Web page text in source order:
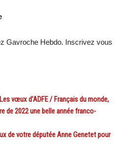
Gavroche Hebdo. Inscrivez vous
vœux d’ADFE / Français du monde,
de 2022 une belle année franco-
de votre députée Anne Genetet pour